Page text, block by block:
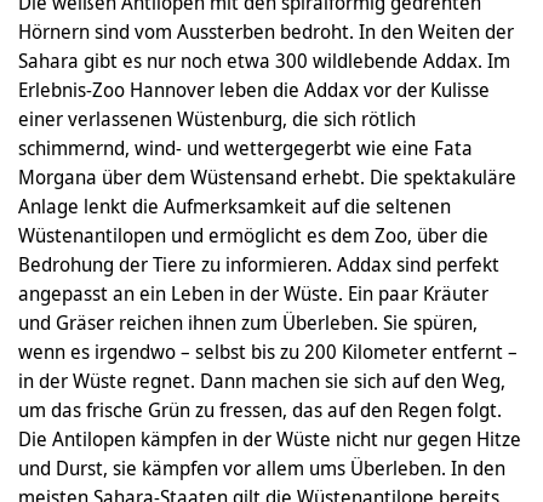
Hörnern sind vom Aussterben bedroht. In den Weiten der
Sahara gibt es nur noch etwa 300 wildlebende Addax. Im
Erlebnis-Zoo Hannover leben die Addax vor der Kulisse
einer verlassenen Wüstenburg, die sich rötlich
schimmernd, wind- und wettergegerbt wie eine Fata
Morgana über dem Wüstensand erhebt. Die spektakuläre
Anlage lenkt die Aufmerksamkeit auf die seltenen
Wüstenantilopen und ermöglicht es dem Zoo, über die
Bedrohung der Tiere zu informieren. Addax sind perfekt
angepasst an ein Leben in der Wüste. Ein paar Kräuter
und Gräser reichen ihnen zum Überleben. Sie spüren,
wenn es irgendwo – selbst bis zu 200 Kilometer entfernt –
in der Wüste regnet. Dann machen sie sich auf den Weg,
um das frische Grün zu fressen, das auf den Regen folgt.
Die Antilopen kämpfen in der Wüste nicht nur gegen Hitze
und Durst, sie kämpfen vor allem ums Überleben. In den